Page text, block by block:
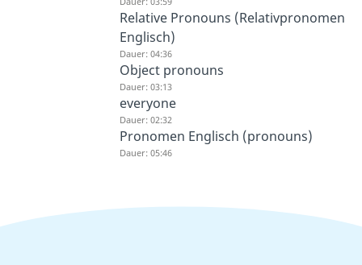
Relative Pronouns (Relativpronomen
Englisch)
Dauer: 04:36
Object pronouns
Dauer: 03:13
everyone
Dauer: 02:32
Pronomen Englisch (pronouns)
Dauer: 05:46